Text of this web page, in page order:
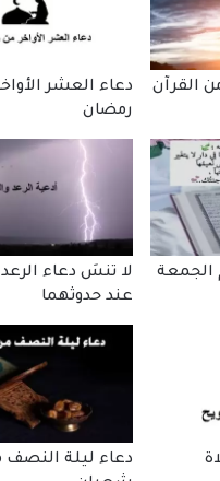
القرآن
دعاء العشر
رمضان
الجمعة
لا تنسَ دعاء الرعد
عند حدوثهما
دعاء ليلة النصف